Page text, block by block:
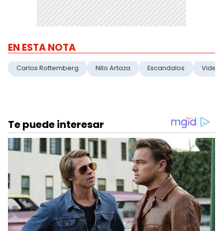
EN ESTA NOTA
Carlos Rottemberg Nito Artaza Escandalos